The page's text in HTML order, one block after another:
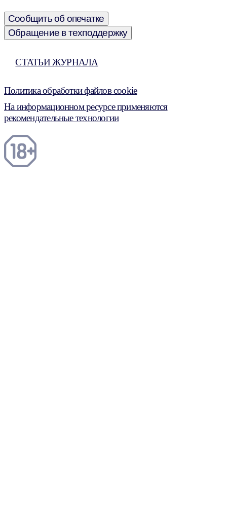
Сообщить об опечатке
Обращение в техподдержку
СТАТЬИ ЖУРНАЛА
Политика обработки файлов cookie
На информационном ресурсе применяются
рекомендательные технологии